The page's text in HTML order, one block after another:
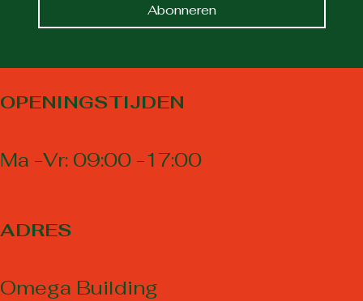
Abonneren
OPENINGSTIJDEN
Ma -Vr: 09:00 -17:00
ADRES
Omega Building